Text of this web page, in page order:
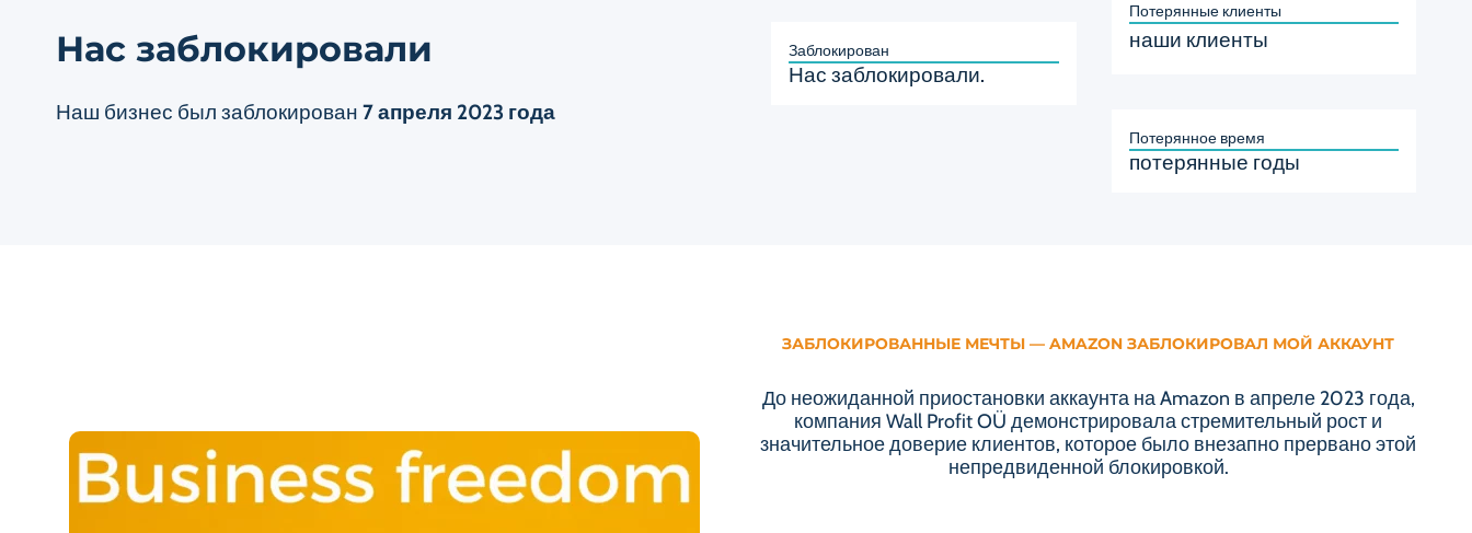
Нас заблокировали
Наш бизнес был заблокирован 7 апреля 2023 года
Заблокирован
Нас заблокировали.
Потерянные клиенты
наши клиенты
Потерянное время
потерянные годы
ЗАБЛОКИРОВАННЫЕ МЕЧТЫ — AMAZON ЗАБЛОКИРОВАЛ МОЙ АККАУНТ
До неожиданной приостановки аккаунта на Amazon в апреле 2023 года,
компания Wall Profit OÜ демонстрировала стремительный рост и
значительное доверие клиентов, которое было внезапно прервано этой
непредвиденной блокировкой.